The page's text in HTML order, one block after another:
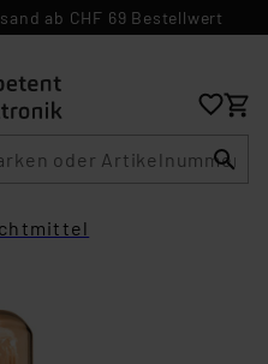
ab CHF 69 Bestellwert